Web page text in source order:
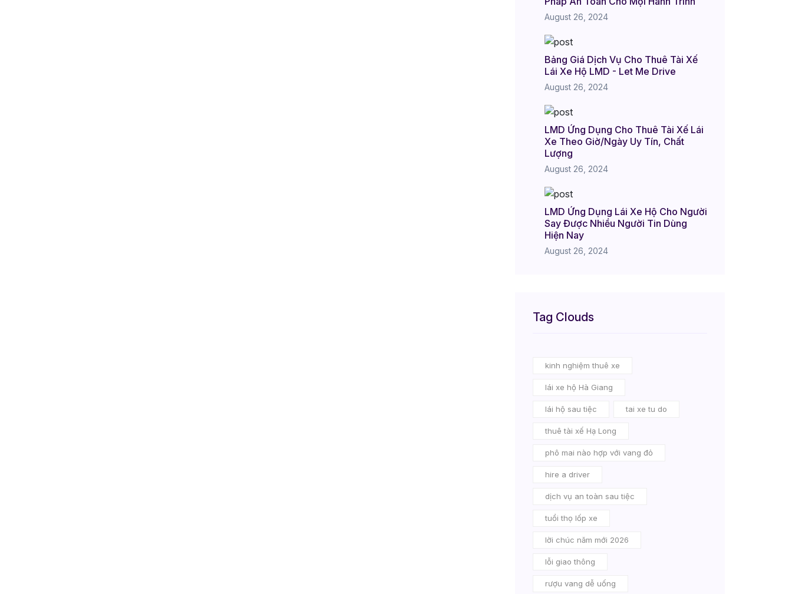
August 26, 2024
Bảng Giá Dịch Vụ Cho Thuê Tài Xế
Lái Xe Hộ LMD - Let Me Drive
August 26, 2024
LMD Ứng Dụng Cho Thuê Tài Xế Lái
Xe Theo Giờ/Ngày Uy Tín, Chất
Lượng
August 26, 2024
LMD Ứng Dụng Lái Xe Hộ Cho Người
Say Được Nhiều Người Tin Dùng
Hiện Nay
August 26, 2024
Tag Clouds
kinh nghiệm thuê xe
lái xe hộ Hà Giang
lái hộ sau tiệc tai xe tu do
thuê tài xế Hạ Long
phô mai nào hợp với vang đỏ
hire a driver
dịch vụ an toàn sau tiệc
tuổi thọ lốp xe
lời chúc năm mới 2026
lỗi giao thông
rượu vang dễ uống